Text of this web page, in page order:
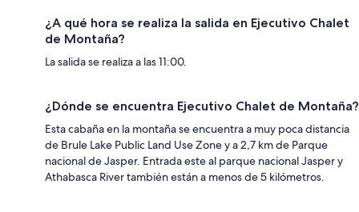
¿A qué hora se realiza la salida en Ejecutivo Chalet
de Montaña?
La salida se realiza a las 11:00.
¿Dónde se encuentra Ejecutivo Chalet de Montaña?
Esta cabaña en la montaña se encuentra a muy poca distancia
de Brule Lake Public Land Use Zone y a 2,7 km de Parque
nacional de Jasper. Entrada este al parque nacional Jasper y
Athabasca River también están a menos de 5 kilómetros.